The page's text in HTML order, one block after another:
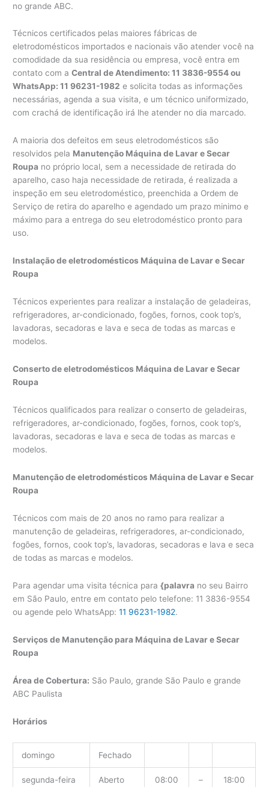
no grande ABC.
Técnicos certificados pelas maiores fábricas de
eletrodomésticos importados e nacionais vão atender você na
comodidade da sua residência ou empresa, você entra em
contato com aCentral de Atendimento: 11 3836-9554 ou
WhatsApp: 11 96231-1982 e solicita todas as informações
necessárias, agenda a sua visita, e um técnico uniformizado,
com crachá de identificação irá lhe atender no dia marcado.
A maioria dos defeitos em seus eletrodomésticos são
resolvidos pela Manutenção Máquina de Lavar e Secar
Roupa no próprio local, sem a necessidade de retirada do
aparelho, caso haja necessidade de retirada, é realizada a
inspeção em seu eletrodoméstico, preenchida a Ordem de
Serviço de retira do aparelho e agendado um prazo minimo e
máximo para a entrega do seu eletrodoméstico pronto para
uso.
Instalação de eletrodomésticos Máquina de Lavar e Secar
Roupa
Técnicos experientes para realizar a instalação de geladeiras,
refrigeradores, ar-condicionado, fogões, fornos, cook top’s,
lavadoras, secadoras e lava e seca de todas as marcas e
modelos.
Conserto de eletrodomésticos Máquina de Lavar e Secar
Roupa
Técnicos qualificados para realizar o conserto de geladeiras,
refrigeradores, ar-condicionado, fogões, fornos, cook top’s,
lavadoras, secadoras e lava e seca de todas as marcas e
modelos.
Manutenção de eletrodomésticos Máquina de Lavar e Secar
Roupa
Técnicos com mais de 20 anos no ramo para realizar a
manutenção de geladeiras, refrigeradores, ar-condicionado,
fogões, fornos, cook top’s, lavadoras, secadoras e lava e seca
de todas as marcas e modelos.
Para agendar uma visita técnica para{palavra no seu Bairro
em São Paulo, entre em contato pelo telefone: 11 3836-9554
ou agende pelo WhatsApp:11 96231-1982.
Serviços de Manutenção para Máquina de Lavar e Secar
Roupa
Área de Cobertura: São Paulo, grande São Paulo e grande
ABC Paulista
Horários
domingo Fechado
segunda-feira Aberto 08:00 – 18:00